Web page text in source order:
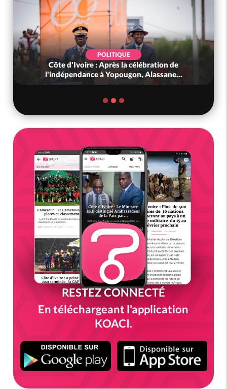
POLITIQUE
Côte d'Ivoire : Après la célébration de
l'indépendance à Yopougon, Alassane...
RESTEZ CONNECTÉ
En téléchargeant l'application
KOACI.